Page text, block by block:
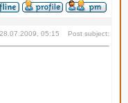
05:15 Post subject: